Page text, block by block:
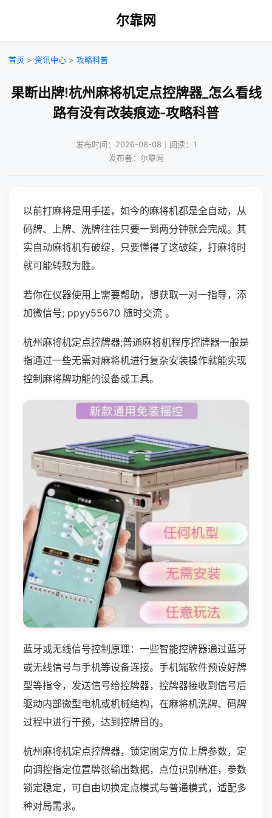
尔靠网
首页 > 资讯中心 > 攻略科普
果断出牌!杭州麻将机定点控牌器_怎么看线
路有没有改装痕迹-攻略科普
发布时间：2026-08-08｜阅读：1
发布者：尔靠网
以前打麻将是用手搓，如今的麻将机都是全自动，从
码牌、上牌、洗牌往往只要一到两分钟就会完成。其
实自动麻将机有破绽，只要懂得了这破绽，打麻将时
就可能转败为胜。
若你在仪器使用上需要帮助，想获取一对一指导，添
加微信号; ppyy55670 随时交流 。
杭州麻将机定点控牌器;普通麻将机程序控牌器一般是
指通过一些无需对麻将机进行复杂安装操作就能实现
控制麻将牌功能的设备或工具。
蓝牙或无线信号控制原理：一些智能控牌器通过蓝牙
或无线信号与手机等设备连接。手机端软件预设好牌
型等指令，发送信号给控牌器，控牌器接收到信号后
驱动内部微型电机或机械结构，在麻将机洗牌、码牌
过程中进行干预，达到控牌目的。
杭州麻将机定点控牌器，锁定固定方位上牌参数，定
向调控指定位置牌张输出数据，点位识别精准，参数
锁定稳定，可自由切换定点模式与普通模式，适配多
种对局需求。